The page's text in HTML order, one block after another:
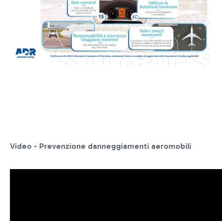
Video - Prevenzione danneggiamenti aeromobili